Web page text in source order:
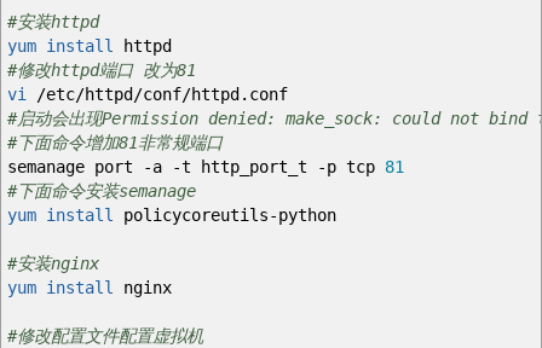
#安装httpd
yum install
httpd
#修改httpd端口 改为81
vi
/etc/httpd /conf/httpd.conf
#启动会出现Permission denied: make_sock: could not bind
#下面命令增加81非常规端口
semanage port
-a -t http_port_t -p tcp 81
#下面命令安装semanage
yum install
policycoreutils-python
#安装nginx
yum install
nginx
#修改配置文件配置虚拟机